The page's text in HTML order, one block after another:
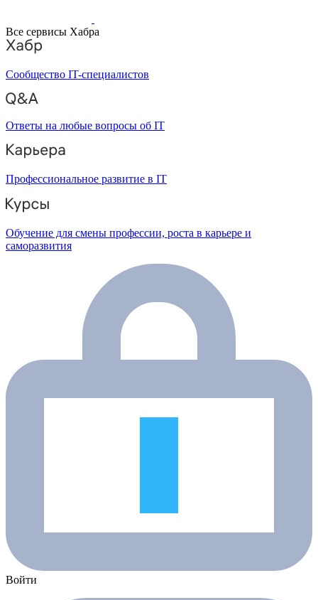
Все сервисы Хабра
Сообщество IT-специалистов
Ответы на любые вопросы об IT
Профессиональное развитие в IT
Обучение для смены профессии, роста в карьере и
саморазвития
Войти